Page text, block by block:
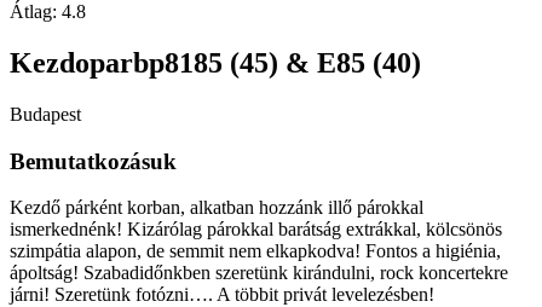
Átlag: 4.8
Kezdoparbp8185 (45) & E85 (40)
Budapest
Bemutatkozásuk
Kezdő párként korban, alkatban hozzánk illő párokkal
ismerkednénk! Kizárólag párokkal barátság extrákkal, kölcsönös
szimpátia alapon, de semmit nem elkapkodva! Fontos a higiénia,
ápoltság! Szabadidőnkben szeretünk kirándulni, rock koncertekre
járni! Szeretünk fotózni…. A többit privát levelezésben!